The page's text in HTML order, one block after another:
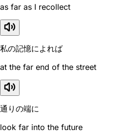
as far as I recollect
私の記憶によれば
at the far end of the street
通りの端に
look far into the future